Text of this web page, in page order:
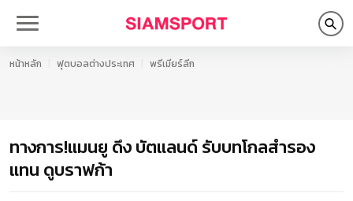
หน้าหลัก ฟุตบอลต่างประเทศ พรีเมียร์ลีก
ทางการ!แมนยู ดึง บัตแลนด์ รับบทโกลสำรอง
แทน ดูบราฟก้า